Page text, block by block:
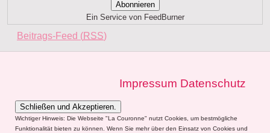
Ein Service von FeedBurner
Beitrags-Feed (RSS)
Impressum Datenschutz
Wichtiger Hinweis: Die Webseite "La Couronne" nutzt Cookies, um bestmögliche
Funktionalität bieten zu können. Wenn Sie mehr über den Einsatz von Cookies und